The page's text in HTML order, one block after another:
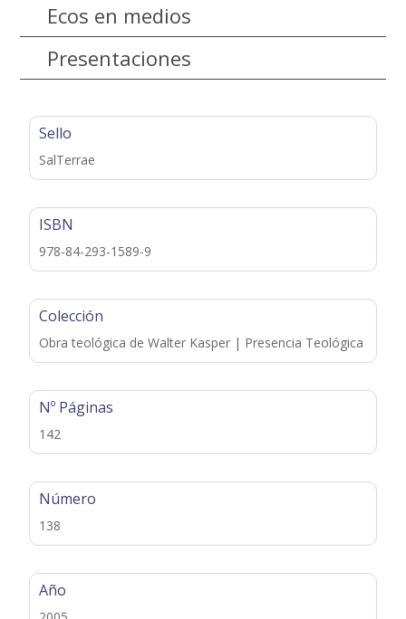
Ecos en medios
Presentaciones
Sello
SalTerrae
ISBN
978-84-293-1589-9
Colección
Obra teológica de Walter Kasper | Presencia Teológica
Nº Páginas
142
Número
138
Año